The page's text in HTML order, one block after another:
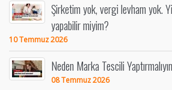
Şirketim yok, vergi levham yok.
yapabilir miyim?
10 Temmuz 2026
Neden Marka Tescili
08 Temmuz 2026